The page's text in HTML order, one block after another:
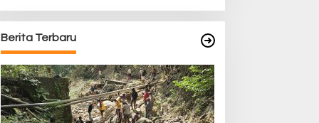
Berita Terbaru